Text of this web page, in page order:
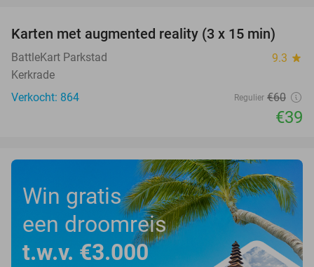
35%
Karten met augmented reality (3 x 15 min)
BattleKart Parkstad 9.3 star
Kerkrade
Verkocht: 864
Regulier €60
€39
Win gratis
een droomreis
t.w.v. €3.000